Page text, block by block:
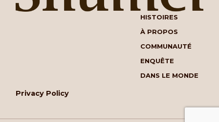
HISTOIRES
À PROPOS
COMMUNAUTÉ
ENQUÊTE
DANS LE MONDE
Privacy Policy